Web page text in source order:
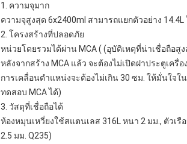
1. ความจุมาก
ความจุสูงสุด 6x2400ml สามารถแยกตัวอย่าง
2. โครงสร้างที่ปลอดภัย
หน่วยโดยรวมได้ผ่าน MCA ( (อุบัติเหตุที่น่าเชื่อถือสู
หลังจากสร้าง MCA แล้ว จะต้องไม่เปิดฝาประตูเค
การเคลื่อนตำแหน่งจะต้องไม่เกิน 30 ซม. ให้มั่นใจ
ทดสอบ MCA ได้)
3. วัสดุที่เชื่อถือได้
ห้องหมุนเหวี่ยงใช้สแตนเลส 316L หนา 2 มม., ตัวเรื
2.5 มม. Q235)